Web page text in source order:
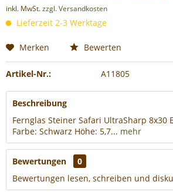
inkl. MwSt.zzgl. Versandkosten
Lieferzeit 2-3 Werktage
Merken Bewerten
Artikel-Nr.: A11805
Beschreibung
Fernglas Steiner Safari UltraSharp 8x30
Farbe: Schwarz Höhe: 5,7... mehr
Bewertungen
0
Bewertungen lesen, schreiben und